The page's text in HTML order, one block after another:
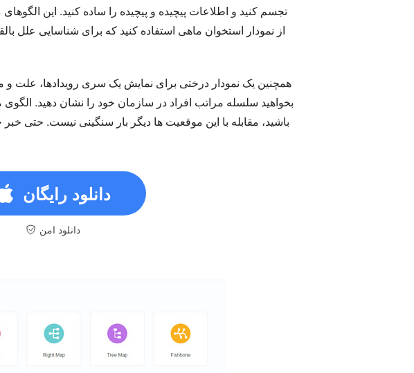
تجسم کنید و اطلاعات پیچیده و پیچیده را ساده کنید. این
از نمودار استخوان ماهی استفاده کنید که برای شناسایی
همچنین یک نمودار درختی برای نمایش یک سری رویدادها، علت
بخواهید سلسله مراتب افراد در سازمان خود را نشان دهید.
باشید، مقابله با این موقعیت ها دیگر بار سنگینی نیست. حتی
دانلود رایگان
دانلود امن